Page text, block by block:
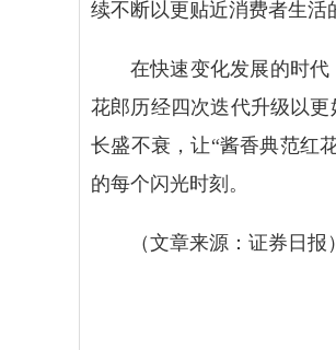
续不断以更贴近消费者生活
在快速变化发展的时
花郎历经四次迭代升级以
长盛不衰，让“酱香典范红
的每个闪光时刻。
（文章来源：证券日报）